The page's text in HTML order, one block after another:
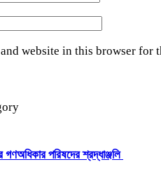
website in this browser for
পরিষদের শ্রদ্ধাঞ্জলি